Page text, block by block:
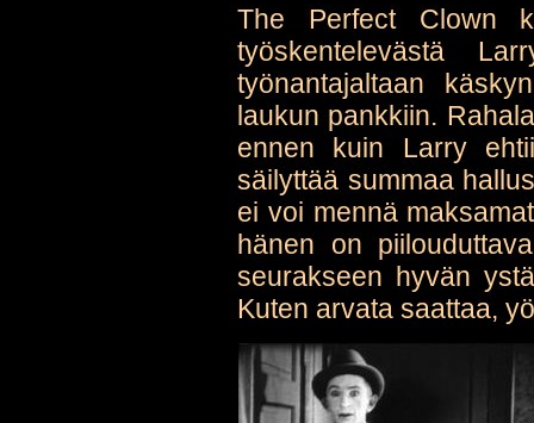
The Perfect Clown
työskentelevästä
työnantajaltaan
laukun pankkiin.
ennen kuin Larry
säilyttää summaa
ei voi mennä
hänen on
seurakseen hyvän
Kuten arvata saattaa,